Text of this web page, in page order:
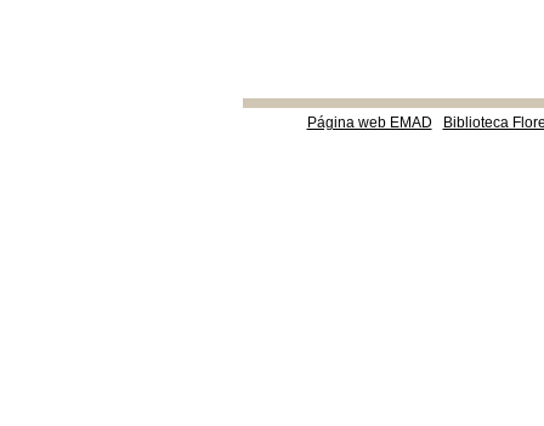
Página web EMAD Biblioteca